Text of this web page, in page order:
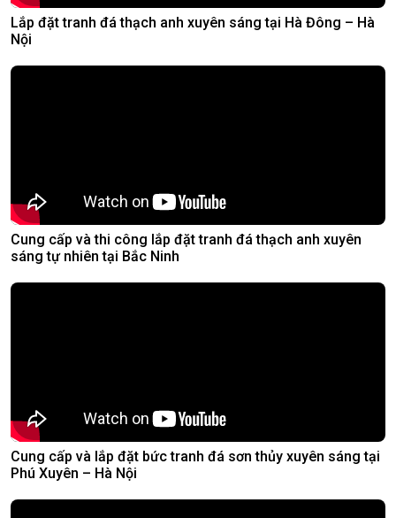
Lắp đặt tranh đá thạch anh xuyên sáng tại Hà Đông – Hà
Nội
Cung cấp và thi công lắp đặt tranh đá thạch anh xuyên
sáng tự nhiên tại Bắc Ninh
Cung cấp và lắp đặt bức tranh đá sơn thủy xuyên sáng tại
Phú Xuyên – Hà Nội